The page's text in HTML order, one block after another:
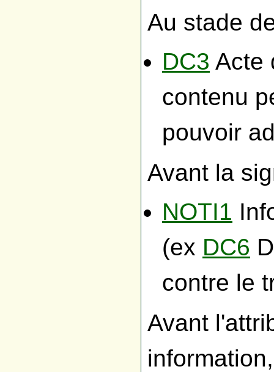
Au stade
DC3 Acte
contenu
pouvoir
Avant la
NOTI1
(ex DC6
contre le
Avant